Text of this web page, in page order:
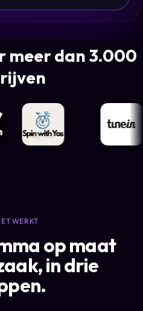
meer dan 3.000
WERKT
op maat
in drie